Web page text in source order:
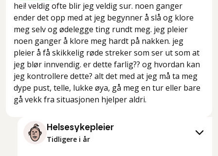
hei! veldig ofte blir jeg veldig sur. noen ganger
ender det opp med at jeg begynner å slå og klore
meg selv og ødelegge ting rundt meg. jeg pleier
noen ganger å klore meg hardt på nakken. jeg
pleier å få skikkelig røde streker som ser ut som at
jeg blør innvendig. er dette farlig?? og hvordan kan
jeg kontrollere dette? alt det med at jeg må ta meg
dype pust, telle, lukke øya, gå meg en tur eller bare
gå vekk fra situasjonen hjelper aldri.
Helsesykepleier
Tidligere i år